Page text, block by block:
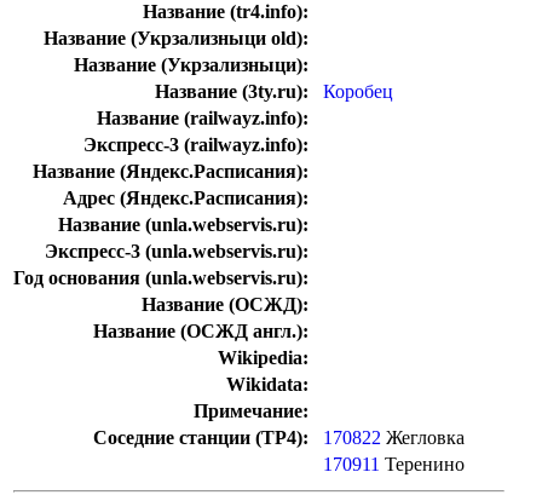
Название (tr4.info):
Название (Укрзализныци old):
Название (Укрзализныци):
Название (3ty.ru):
Коробец
Название (railwayz.info):
Экспресс-3 (railwayz.info):
Название (Яндекс.Расписания):
Адрес (Яндекс.Расписания):
Название (unla.webservis.ru):
Экспресс-3 (unla.webservis.ru):
Год основания (unla.webservis.ru):
Название (ОСЖД):
Название (ОСЖД англ.):
Wikipedia:
Wikidata:
Примечание:
Соседние станции (ТР4):
170822 Жегловка
170911 Теренино